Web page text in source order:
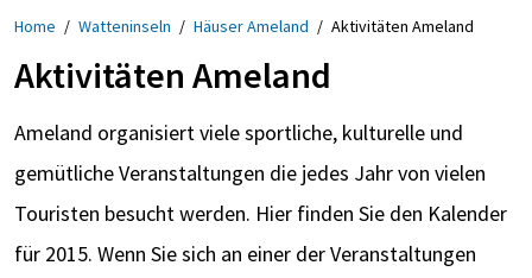
Home / Watteninseln / Häuser Ameland / Aktivitäten Ameland
Aktivitäten Ameland
Ameland organisiert viele sportliche, kulturelle und
gemütliche Veranstaltungen die jedes Jahr von vielen
Touristen besucht werden. Hier finden Sie den Kalender
für 2015. Wenn Sie sich an einer der Veranstaltungen